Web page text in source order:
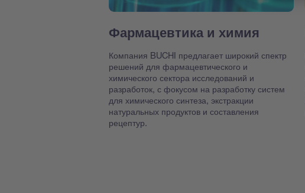
Фармацевтика и химия
Компания BUCHI предлагает широкий спектр
решений для фармацевтического и
химического сектора исследований и
разработок, с фокусом на разработку систем
для химического синтеза, экстракции
натуральных продуктов и составления
рецептур.